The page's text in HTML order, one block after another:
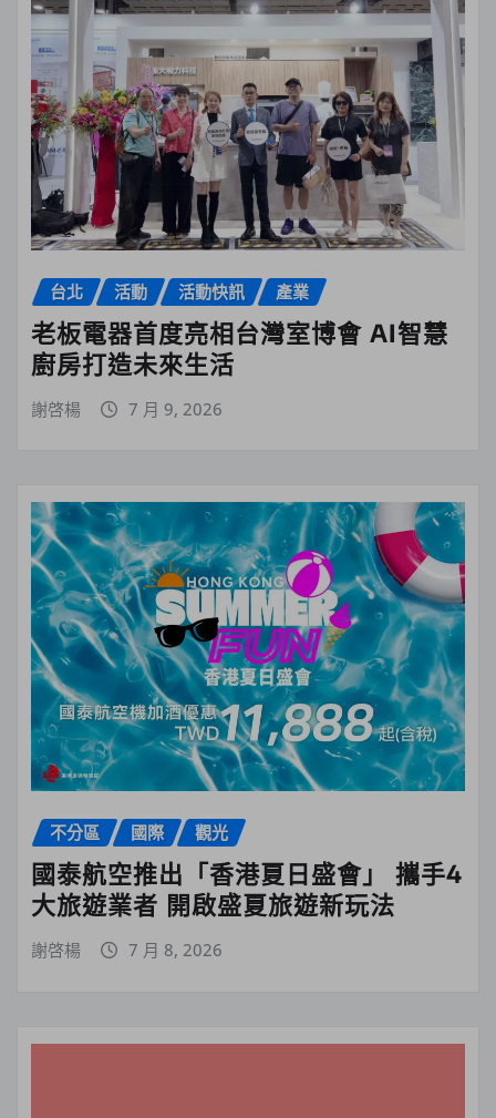
台北 活動 活動快訊 產業
老板電器首度亮相台灣室博會 AI智慧
廚房打造未來生活
謝啓楊 7 月 9, 2026
不分區 國際 觀光
國泰航空推出「香港夏日盛會」 攜手4
大旅遊業者 開啟盛夏旅遊新玩法
謝啓楊 7 月 8, 2026